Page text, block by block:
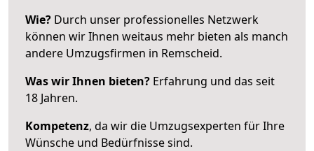
Wie? Durch unser professionelles Netzwerk
können wir Ihnen weitaus mehr bieten als manch
andere Umzugsfirmen in Remscheid.
Was wir Ihnen bieten? Erfahrung und das seit
18 Jahren.
Kompetenz, da wir die Umzugsexperten für Ihre
Wünsche und Bedürfnisse sind.